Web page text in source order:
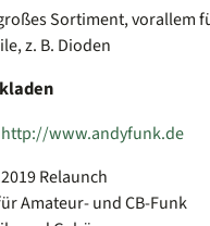
Sortiment, vorallem
z. B. Dioden
http://www.andyfunk.de
Relaunch
Amateur- und CB-Funk